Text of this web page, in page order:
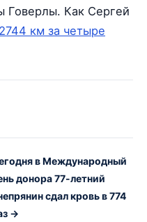
Говерлы. Как Сергей
км за четыре
в Международный
донора 77-летний
сдал кровь в 774
→